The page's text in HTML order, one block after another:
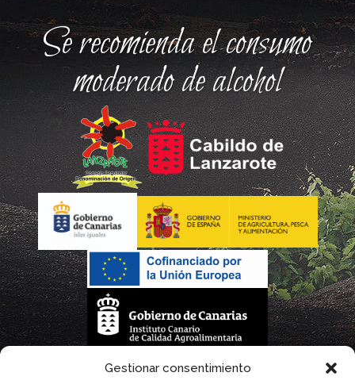
Gestionar consentimiento
Se recomienda el consumo
moderado de alcohol
La gestión de la DOP Lanzarote realizada por este Consejo Regulador es financiada,